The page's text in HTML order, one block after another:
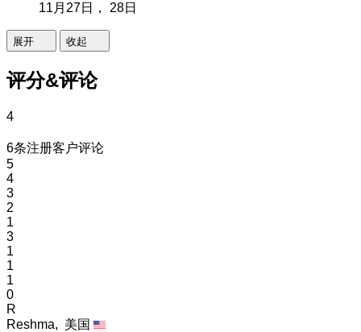
11月27日， 28日
展开 收起
评分&评论
4
6条注册客户评论
5
4
3
2
1
3
1
1
1
0
R
Reshma, 美国